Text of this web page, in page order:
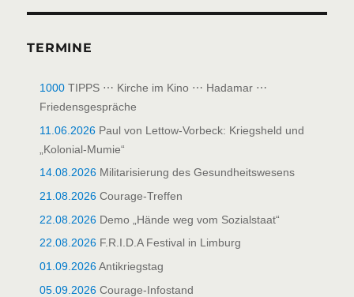
TERMINE
1000 TIPPS ⋯ Kirche im Kino ⋯ Hadamar ⋯
Friedensgespräche
11.06.2026 Paul von Lettow-Vorbeck: Kriegsheld und
„Kolonial-Mumie“
14.08.2026 Militarisierung des Gesundheitswesens
21.08.2026 Courage-Treffen
22.08.2026 Demo „Hände weg vom Sozialstaat“
22.08.2026 F.R.I.D.A Festival in Limburg
01.09.2026Antikriegstag
05.09.2026 Courage-Infostand